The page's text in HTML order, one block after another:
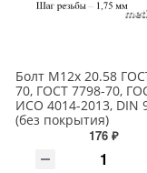
Болт М12х 20.58
70, ГОСТ 7798-70,
ИСО 4014-2013, DIN
(без покрытия)
176 ₽